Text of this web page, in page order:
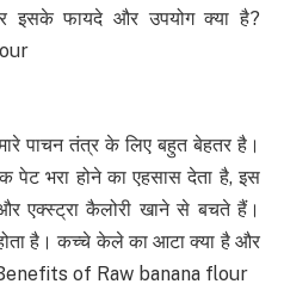
फायदे और उपयोग क्या है?
पाचन तंत्र के लिए बहुत बेहतर है।
भरा होने का एहसास देता है, इस
एक्‍स्‍ट्रा कैलोरी खाने से बचते हैं।
है। कच्‍चे केले का आटा क्या है और
of Raw banana flour